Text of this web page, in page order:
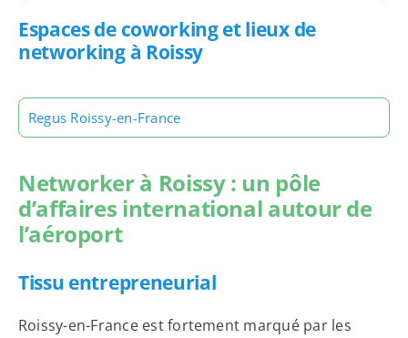
Espaces de coworking et lieux de
networking à Roissy
Regus Roissy-en-France
Networker à Roissy : un pôle
d’affaires international autour de
l’aéroport
Tissu entrepreneurial
Roissy-en-France est fortement marqué par les